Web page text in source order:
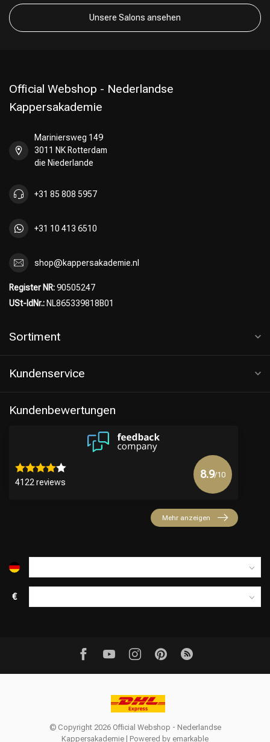
Unsere Salons ansehen
Official Webshop - Nederlandse
Kappersakademie
Mariniersweg 149
3011 NK Rotterdam
die Niederlande
+31 85 808 5957
+31 10 413 6510
shop@kappersakademie.nl
Register NR:90505247
USt-IdNr.: NL865339818B01
Sortiment
Kundenservice
Kundenbewertungen
4122 reviews
8.9/10
Mehr anzeigen
€
© Copyright 2026 Official Webshop - Nederlandse
Kappersakademie | Powered by emarkable